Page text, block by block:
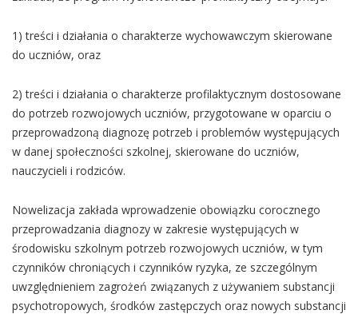
1) treści i działania o charakterze wychowawczym skierowane
do uczniów, oraz
2) treści i działania o charakterze profilaktycznym dostosowane
do potrzeb rozwojowych uczniów, przygotowane w oparciu o
przeprowadzoną diagnozę potrzeb i problemów występujących
w danej społeczności szkolnej, skierowane do uczniów,
nauczycieli i rodziców.
Nowelizacja zakłada wprowadzenie obowiązku corocznego
przeprowadzania diagnozy w zakresie występujących w
środowisku szkolnym potrzeb rozwojowych uczniów, w tym
czynników chroniących i czynników ryzyka, ze szczególnym
uwzględnieniem zagrożeń związanych z używaniem substancji
psychotropowych, środków zastępczych oraz nowych substancji